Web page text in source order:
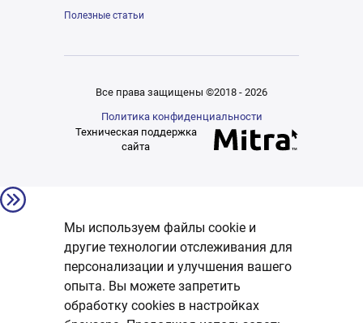
Полезные статьи
Все права защищены ©2018 - 2026
Политика конфиденциальности
Техническая поддержка
сайта
Мы используем файлы cookie и
другие технологии отслеживания для
персонализации и улучшения вашего
опыта. Вы можете запретить
обработку сookies в настройках